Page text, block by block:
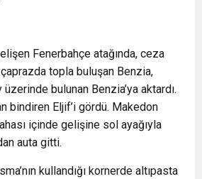
Fenerbahçe atağında, ceza
çaprazda topla buluşan Benzia,
bulunan Benzia’ya aktardı.
bindiren Eljif’i gördü. Makedon
içinde gelişine sol ayağıyla
auta gitti.
kullandığı kornerde altıpasta